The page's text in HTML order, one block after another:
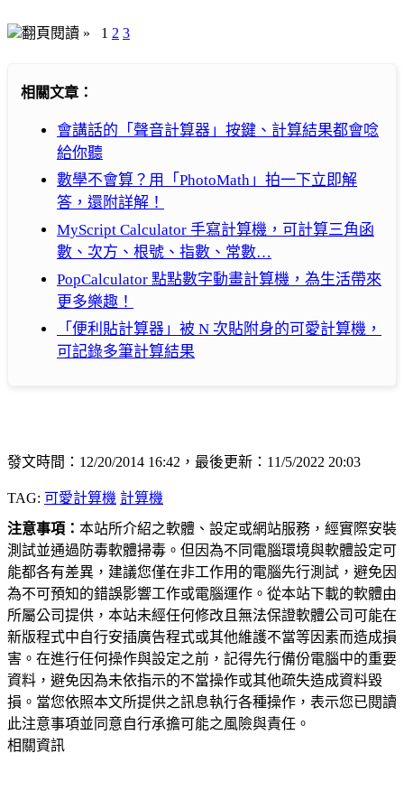
翻頁閱讀 » 1 2 3
相關文章：
會講話的「聲音計算器」按鍵、計算結果都會唸
給你聽
數學不會算？用「PhotoMath」拍一下立即解
答，還附詳解！
MyScript Calculator 手寫計算機，可計算三角函
數、次方、根號、指數、常數…
PopCalculator 點點數字動畫計算機，為生活帶來
更多樂趣！
「便利貼計算器」被 N 次貼附身的可愛計算機，
可記錄多筆計算結果
發文時間：12/20/2014 16:42，最後更新：11/5/2022 20:03
TAG: 可愛計算機 計算機
注意事項： 本站所介紹之軟體、設定或網站服務，經實際安裝
測試並通過防毒軟體掃毒。但因為不同電腦環境與軟體設定可
能都各有差異，建議您僅在非工作用的電腦先行測試，避免因
為不可預知的錯誤影響工作或電腦運作。從本站下載的軟體由
所屬公司提供，本站未經任何修改且無法保證軟體公司可能在
新版程式中自行安插廣告程式或其他維護不當等因素而造成損
害。在進行任何操作與設定之前，記得先行備份電腦中的重要
資料，避免因為未依指示的不當操作或其他疏失造成資料毀
損。當您依照本文所提供之訊息執行各種操作，表示您已閱讀
此注意事項並同意自行承擔可能之風險與責任。
相關資訊